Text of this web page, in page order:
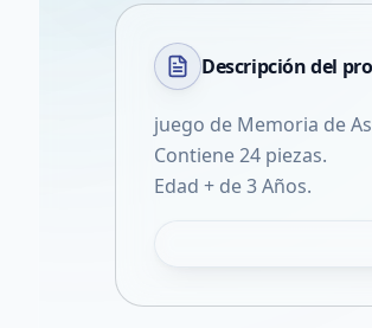
Descripción del
juego de Memoria de
Contiene 24 piezas.
Edad + de 3 Años.